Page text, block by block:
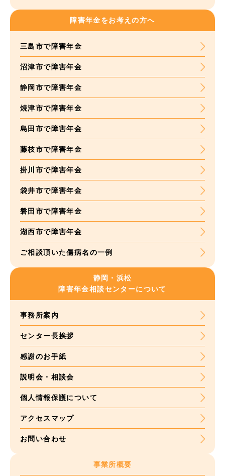
障害年金をお考えの方へ
三島市で障害年金
沼津市で障害年金
静岡市で障害年金
焼津市で障害年金
島田市で障害年金
藤枝市で障害年金
掛川市で障害年金
袋井市で障害年金
磐田市で障害年金
湖西市で障害年金
ご相談頂いた傷病名の一例
静岡・浜松
障害年金相談センターについて
事務所案内
センター長挨拶
感謝のお手紙
説明会・相談会
個人情報保護について
アクセスマップ
お問い合わせ
事業所概要